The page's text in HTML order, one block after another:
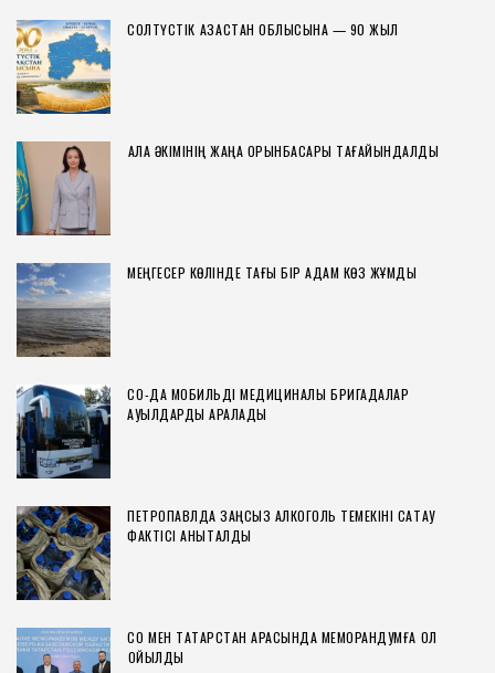
СОЛТҮСТІК ҚАЗАҚСТАН ОБЛЫСЫНА — 90 ЖЫЛ
ҚАЛА ӘКІМІНІҢ ЖАҢА ОРЫНБАСАРЫ ТАҒАЙЫНДАЛДЫ
МЕҢГЕСЕР КӨЛІНДЕ ТАҒЫ БІР АДАМ КӨЗ ЖҰМДЫ
СҚО-ДА МОБИЛЬДІ МЕДИЦИНАЛЫҚ БРИГАДАЛАР
АУЫЛДАРДЫ АРАЛАДЫ
ПЕТРОПАВЛДА ЗАҢСЫЗ АЛКОГОЛЬ ТЕМЕКІНІ САҚТАУ
ФАКТІСІ АНЫҚТАЛДЫ
СҚО МЕН ТАТАРСТАН АРАСЫНДА МЕМОРАНДУМҒА ҚОЛ
ҚОЙЫЛДЫ